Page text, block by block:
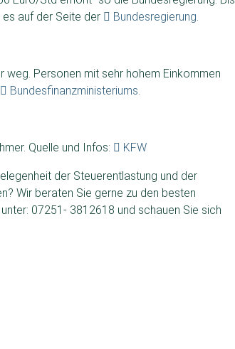
auf der Seite der
Bundesregierung.
Personen mit sehr hohem Einkommen
Bundesfinanzministeriums.
Quelle und Infos: KFW
der Steuerentlastung und der
Wir beraten Sie gerne zu den besten
07251- 3812618 und schauen Sie sich